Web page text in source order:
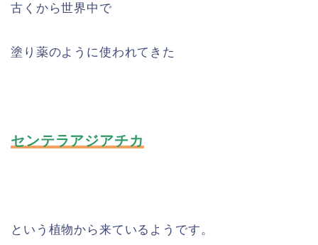
古くから世界中で
塗り薬のように使われてきた
センテラアジアチカ
という植物から来ているようです。